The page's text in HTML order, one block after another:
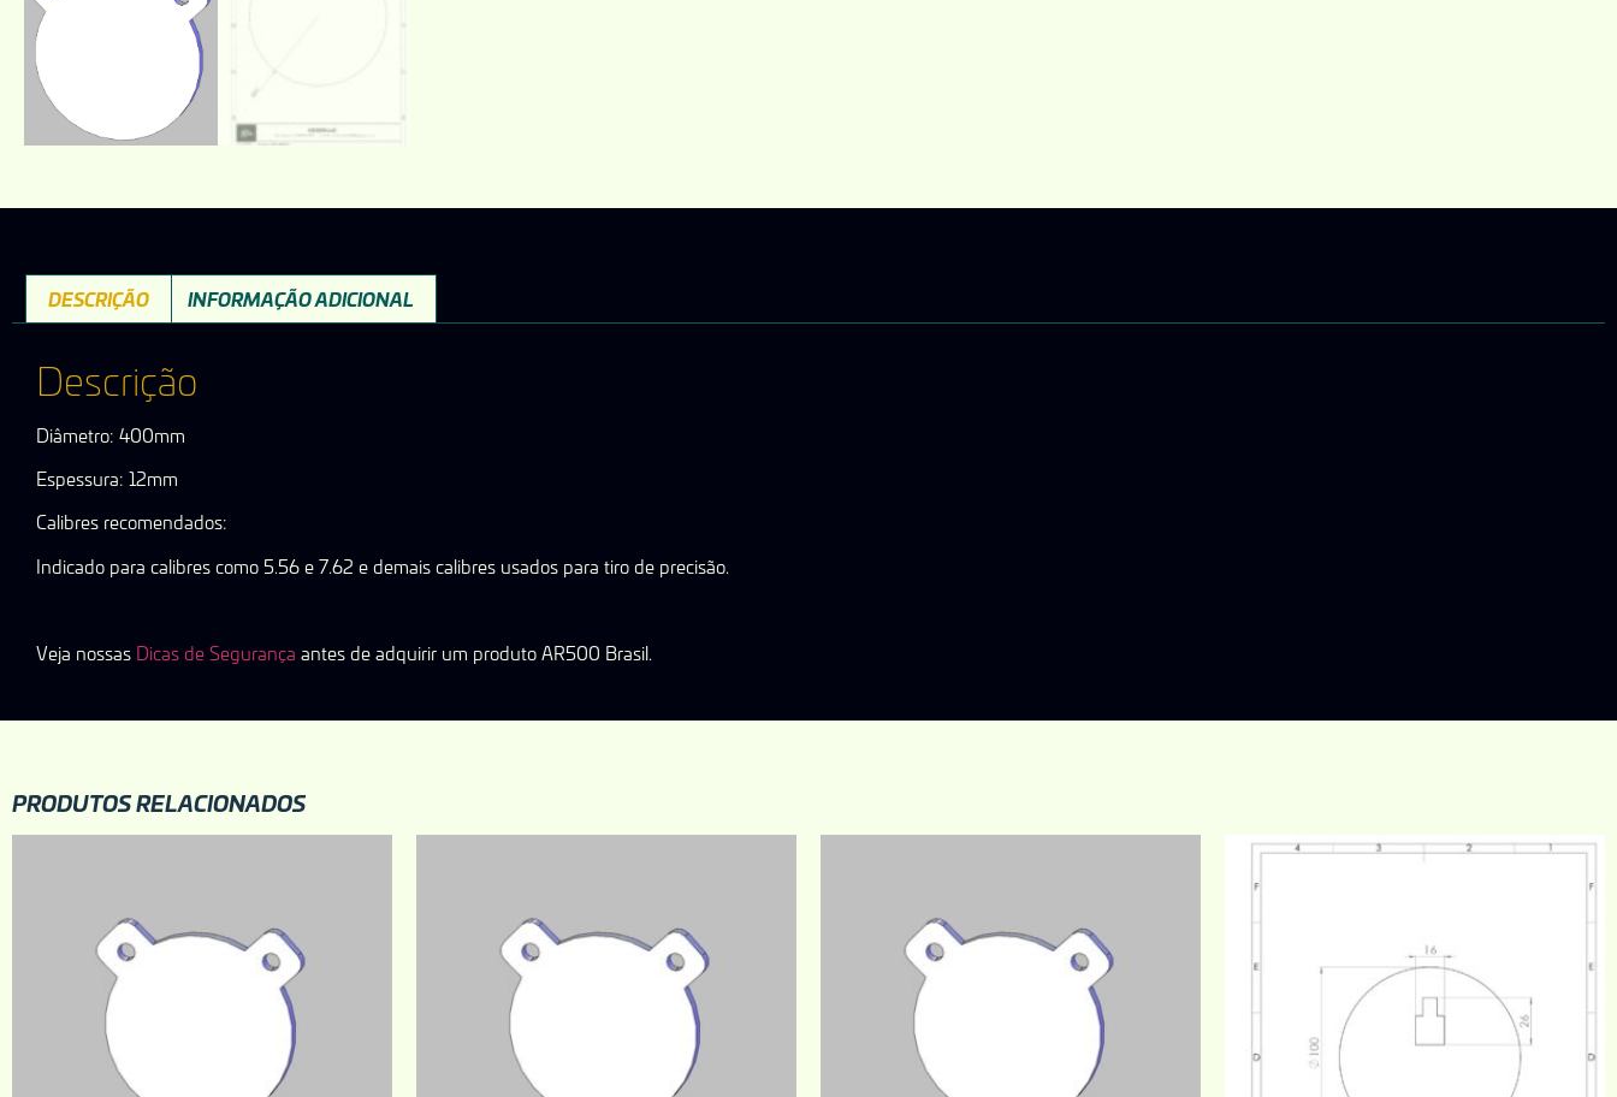
DESCRIÇÃO INFORMAÇÃO ADICIONAL
Descrição
Diâmetro: 400mm
Espessura: 12mm
Calibres recomendados:
Indicado para calibres como 5.56 e 7.62 e demais calibres usados para tiro de precisão.
Veja nossas Dicas de Segurança antes de adquirir um produto AR500 Brasil.
PRODUTOS RELACIONADOS